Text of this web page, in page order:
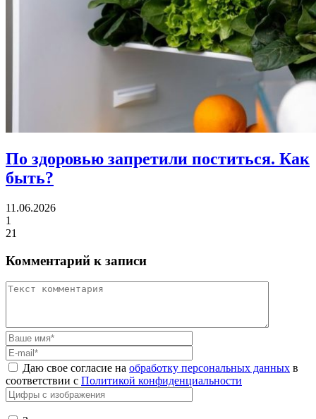
По здоровью запретили поститься. Как
быть?
11.06.2026
1
21
Комментарий к записи
Даю свое согласие на обработку персональных данных в
соответствии с Политикой конфиденциальности